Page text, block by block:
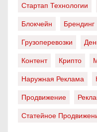
Стартап Технологии
Блокчейн
Брендинг
Грузоперевозки
Контент
Крипто
Наружная Реклама
Продвижение
Статейное